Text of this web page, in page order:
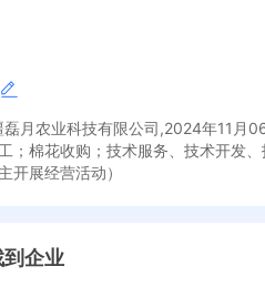
磊月农业科技有限公司,2024年11月
；棉花收购；技术服务、技术开发
开展经营活动）
企业